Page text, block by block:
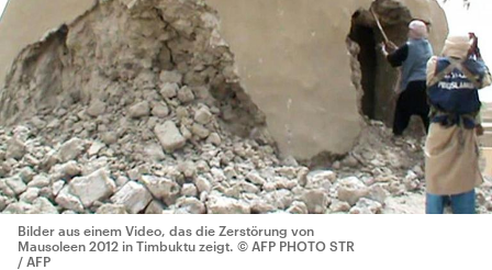
Bilder aus einem Video, das die Zerstörung von
Mausoleen 2012 in Timbuktu zeigt. © AFP PHOTO STR
/ AFP